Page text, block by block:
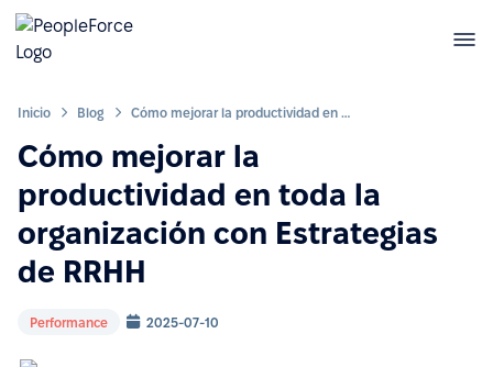
Inicio Blog Cómo mejorar la productividad en toda la organización con Estrategias de RRHH
Cómo mejorar la
productividad en toda la
organización con Estrategias
de RRHH
Performance 2025-07-10